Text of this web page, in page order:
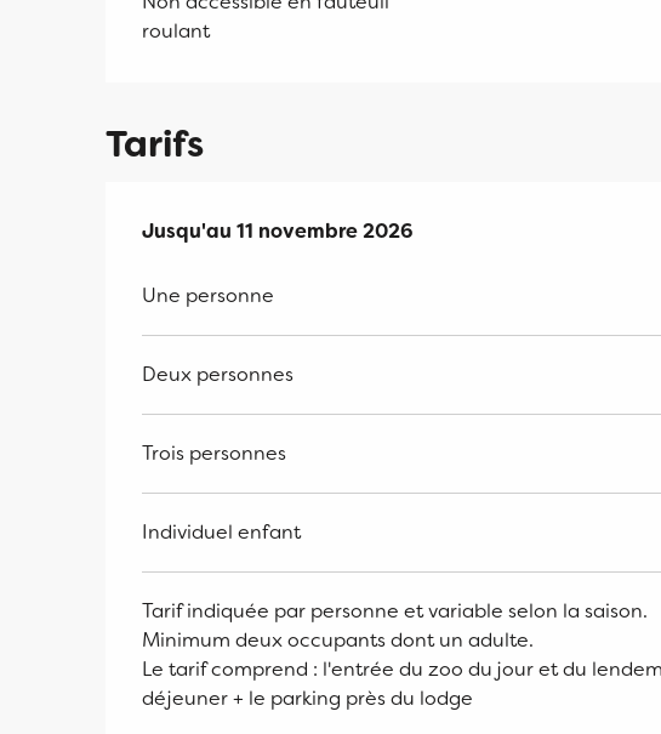
roulant
Tarifs
Du3 avril 2026au11 novembre 2026
Jusqu'au 11 novembre 2026
Une personne
Deux personnes
Trois personnes
Individuel enfant
Tarif indiquée par personne et variable selon la saison.
Minimum deux occupants dont un adulte.
Le tarif comprend : l'entrée du zoo du jour et du
déjeuner + le parking près du lodge